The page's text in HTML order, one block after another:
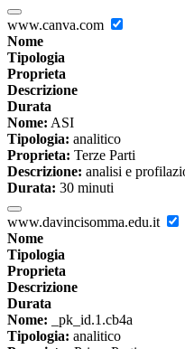
www.canva.com
Nome
Tipologia
Proprieta
Descrizione
Durata
Nome: ASI
Tipologia: analitico
Proprieta: Terze Parti
Descrizione: analisi e
Durata: 30 minuti
www.davincisomma.edu.it
Nome
Tipologia
Proprieta
Descrizione
Durata
Nome: _pk_id.1.cb4a
Tipologia: analitico